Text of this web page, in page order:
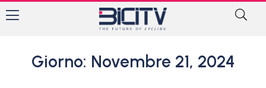
Giorno: Novembre 21, 2024